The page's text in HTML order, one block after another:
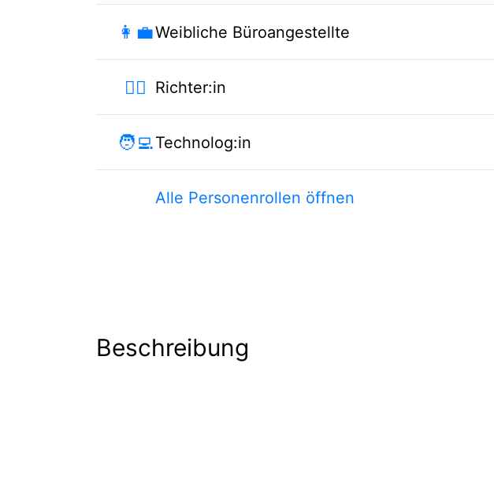
👩‍💼Weibliche Büroangestellte
🧑‍⚖️ Richter:in
🧑‍💻Technolog:in
Alle Personenrollen öffnen
Beschreibung